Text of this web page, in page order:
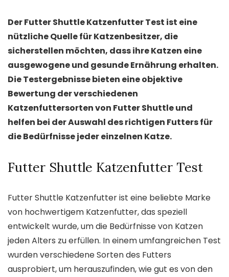
Der Futter Shuttle Katzenfutter Test ist eine
nützliche Quelle für Katzenbesitzer, die
sicherstellen möchten, dass ihre Katzen eine
ausgewogene und gesunde Ernährung erhalten.
Die Testergebnisse bieten eine objektive
Bewertung der verschiedenen
Katzenfuttersorten von Futter Shuttle und
helfen bei der Auswahl des richtigen Futters für
die Bedürfnisse jeder einzelnen Katze.
Futter Shuttle Katzenfutter Test
Futter Shuttle Katzenfutter ist eine beliebte Marke
von hochwertigem Katzenfutter, das speziell
entwickelt wurde, um die Bedürfnisse von Katzen
jeden Alters zu erfüllen. In einem umfangreichen Test
wurden verschiedene Sorten des Futters
ausprobiert, um herauszufinden, wie gut es von den